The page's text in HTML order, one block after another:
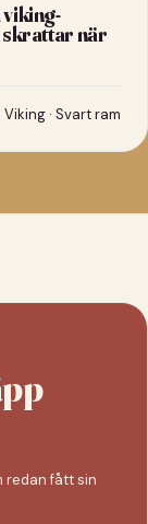
när
Viking · Svart ram
redan fått sin